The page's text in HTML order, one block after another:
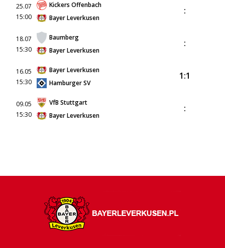
25.07
15:00
Kickers Offenbach
Bayer Leverkusen
:
18.07
15:30
Baumberg
Bayer Leverkusen
:
16.05
15:30
Bayer Leverkusen
Hamburger SV
1:1
09.05
15:30
VfB Stuttgart
Bayer Leverkusen
: